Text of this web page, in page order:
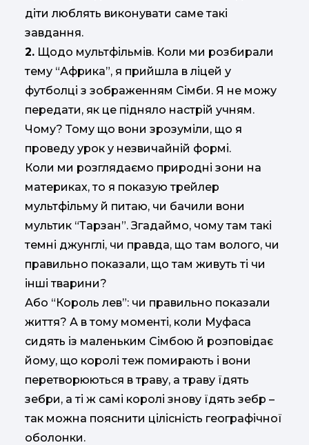
діти люблять виконувати саме такі
завдання.
2. Щодо мультфільмів. Коли ми розбирали
тему “Африка”, я прийшла в ліцей у
футболці з зображенням Сімби. Я не можу
передати, як це підняло настрій учням.
Чому? Тому що вони зрозуміли, що я
проведу урок у незвичайній формі.
Коли ми розглядаємо природні зони на
материках, то я показую трейлер
мультфільму й питаю, чи бачили вони
мультик “Тарзан”. Згадаймо, чому там такі
темні джунглі, чи правда, що там волого, чи
правильно показали, що там живуть ті чи
інші тварини?
Або “Король лев”: чи правильно показали
життя? А в тому моменті, коли Муфаса
сидять із маленьким Сімбою й розповідає
йому, що королі теж помирають і вони
перетворюються в траву, а траву їдять
зебри, а ті ж самі королі знову їдять зебр –
так можна пояснити цілісність географічної
оболонки.